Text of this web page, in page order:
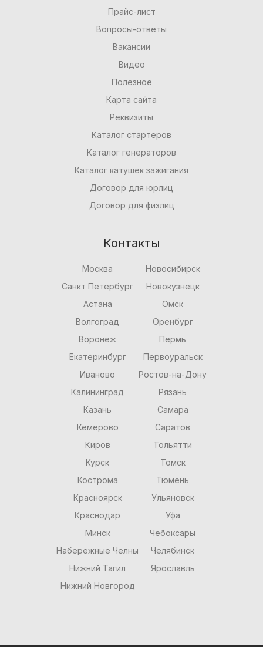
Прайс-лист
Вопросы-ответы
Вакансии
Видео
Полезное
Карта сайта
Реквизиты
Каталог стартеров
Каталог генераторов
Каталог катушек зажигания
Договор для юрлиц
Договор для физлиц
Контакты
Москва
Санкт Петербург
Астана
Волгоград
Воронеж
Екатеринбург
Иваново
Калининград
Казань
Кемерово
Киров
Курск
Кострома
Красноярск
Краснодар
Минск
Набережные Челны
Нижний Тагил
Нижний Новгород
Новосибирск
Новокузнецк
Омск
Оренбург
Пермь
Первоуральск
Ростов-на-Дону
Рязань
Самара
Саратов
Тольятти
Томск
Тюмень
Ульяновск
Уфа
Чебоксары
Челябинск
Ярославль